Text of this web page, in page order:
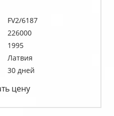
FV2/6187
226000
1995
Латвия
30 дней
цену